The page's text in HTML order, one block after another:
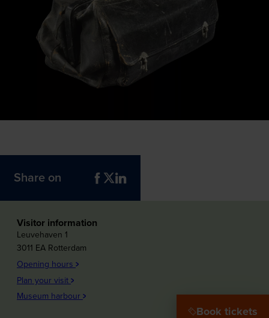
Share on
Visitor information
Leuvehaven 1
3011 EA Rotterdam
Opening hours
Plan your visit
Museum harbour
Book tickets